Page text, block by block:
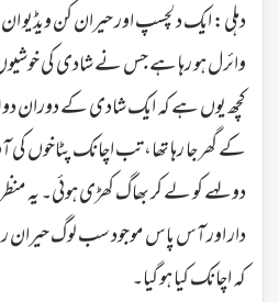
دہلی: ایک دلچسپ اور حیران کن ویڈیو
وائرل ہو رہا ہے جس نے شادی کی
کچھ یوں ہے کہ ایک شادی کے دوران
کے گھر جا رہا تھا، تب اچانک پٹاخوں
دولہے کو لے کر بھاگ کھڑی ہوئی۔ یہ
دار اور آس پاس موجود سب لوگ حیران رہ
کہ اچانک کیا ہو گیا۔